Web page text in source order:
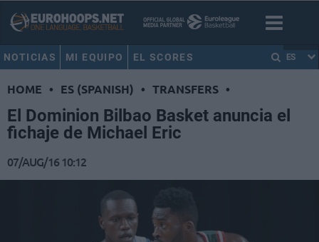
NOTICIAS MI EQUIPO EL SCORES ES
HOME • ES (SPANISH) • TRANSFERS •
El Dominion Bilbao Basket anuncia el
fichaje de Michael Eric
07/AUG/16 10:12